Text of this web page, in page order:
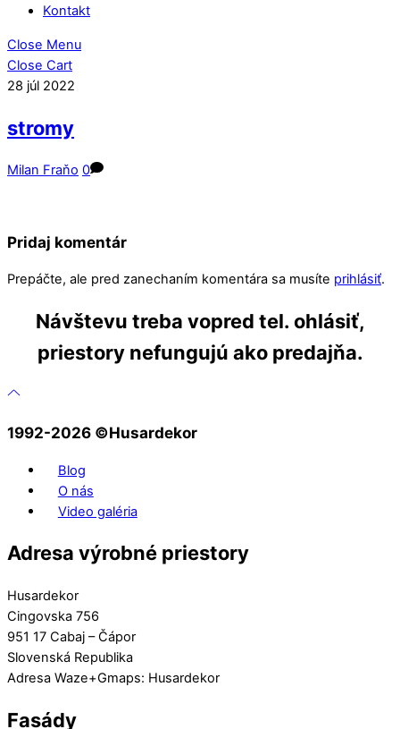
Kontakt
Close Menu
Close Cart
28 júl 2022
stromy
Milan Fraňo 0
Pridaj komentár
Prepáčte, ale pred zanechaním komentára sa musíte prihlásiť.
Návštevu treba vopred tel. ohlásiť,
priestory nefungujú ako predajňa.
1992-2026 ©️Husardekor
Blog
O nás
Video galéria
Adresa výrobné priestory
Husardekor
Cingovska 756
951 17 Cabaj – Čápor
Slovenská Republika
Adresa Waze+Gmaps: Husardekor
Fasády